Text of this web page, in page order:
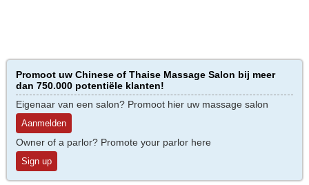
Promoot uw Chinese of Thaise Massage Salon bij meer
dan 750.000 potentiële klanten!
Eigenaar van een salon? Promoot hier uw massage salon
Aanmelden
Owner of a parlor? Promote your parlor here
Sign up